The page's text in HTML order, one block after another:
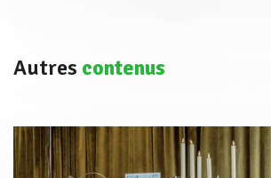
Autres contenus